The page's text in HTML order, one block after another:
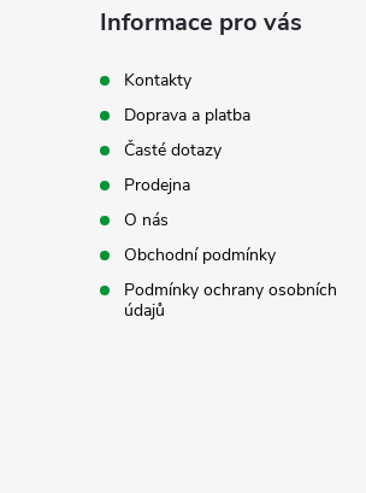
Informace pro vás
Kontakty
Doprava a platba
Časté dotazy
Prodejna
O nás
Obchodní podmínky
Podmínky ochrany osobních
údajů